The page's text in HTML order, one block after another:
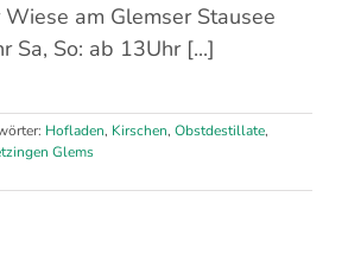
am Glemser Stausee
Sa, So: ab 13Uhr [...]
Hofladen, Kirschen, Obstdestillate,
Glems